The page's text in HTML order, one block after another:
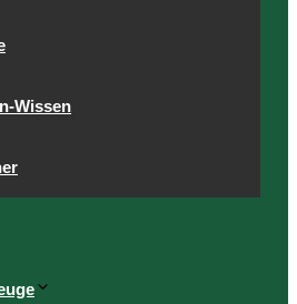
Wissen